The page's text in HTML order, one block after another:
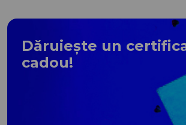
Dăruiește un
cadou!